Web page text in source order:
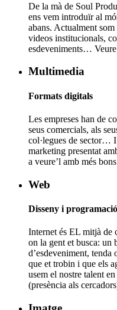
De la mà de Soul
ens vem introduïr al
abans. Actualment
videos institucionals,
esdeveniments… Veure
Multimedia
Formats digitals
Les empreses han de
seus comercials, als
col·legues de sector…
marketing presentat
a veure’l amb més
Web
Disseny i programació
Internet és EL mitjà de
on la gent et busca: un
d’esdeveniment,
que et trobin i que els
usem el nostre talent
(presència als